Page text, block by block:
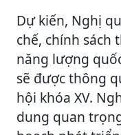
Dự kiến, Nghị
chế, chính sách
năng lượng
sẽ được thông
hội khóa XV.
dung quan